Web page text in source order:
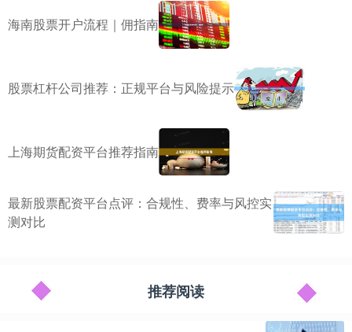
海南股票开户流程｜佣指南
股票杠杆公司推荐：正规平台与风险提示
上海期货配资平台推荐指南
最新股票配资平台点评：合规性、费率与风控实
测对比
推荐阅读